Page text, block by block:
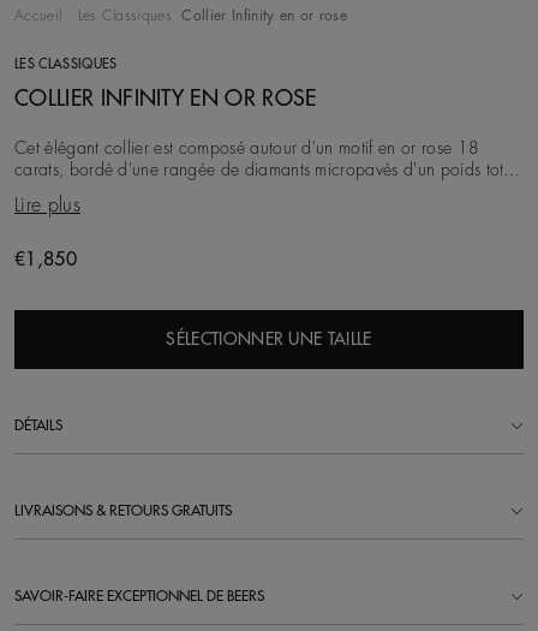
Accueil Les Classiques Collier Infinity en or rose
LES CLASSIQUES
COLLIER INFINITY EN OR ROSE
Cet élégant collier est composé autour d'un motif en or rose 18
carats, bordé d'une rangée de diamants micropavés d'un poids total
d'environ 0,06 carat, tous issus d
Lire plus
€1,850
SÉLECTIONNER UNE TAILLE
DÉTAILS
LIVRAISONS & RETOURS GRATUITS
SAVOIR-FAIRE EXCEPTIONNEL DE BEERS